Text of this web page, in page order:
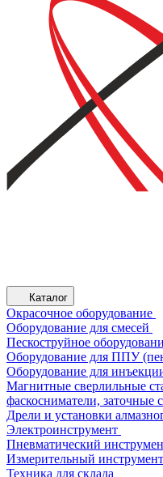
Каталог
Окрасочное оборудование
Оборудование для смесей
Пескоструйное
Оборудование для ППУ
Оборудование для
Магнитные сверлильные
фаскосниматели, заточные
Дрели и установки
Электроинструмент
Пневматический
Измерительный инструмент
Техника для склада